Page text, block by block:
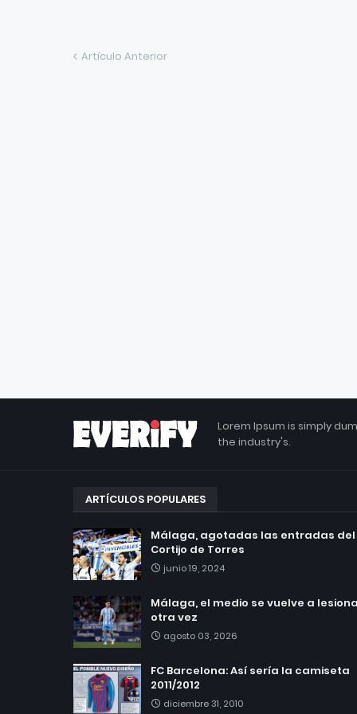
Artículo Anterior
Lorem Ipsum is simply
the industry's.
ARTÍCULOS POPULARES
Málaga, agotadas las entradas del
Cortijo de Torres
junio 19, 2024
Málaga, el medio se vuelve a
otra vez
agosto 03, 2026
FC Barcelona: Así sería la camiseta
2011/2012
diciembre 31, 2010